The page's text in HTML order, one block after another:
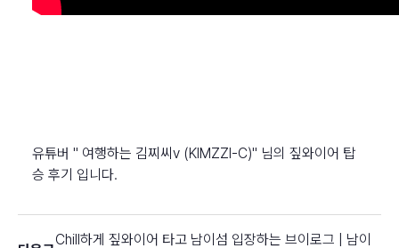
유튜버 " 여행하는 김찌씨v (KIMZZI-C)" 님의 짚와이어 탑
승 후기 입니다.
Chill하게 짚와이어 타고 남이섬 입장하는 브이로그 | 남이